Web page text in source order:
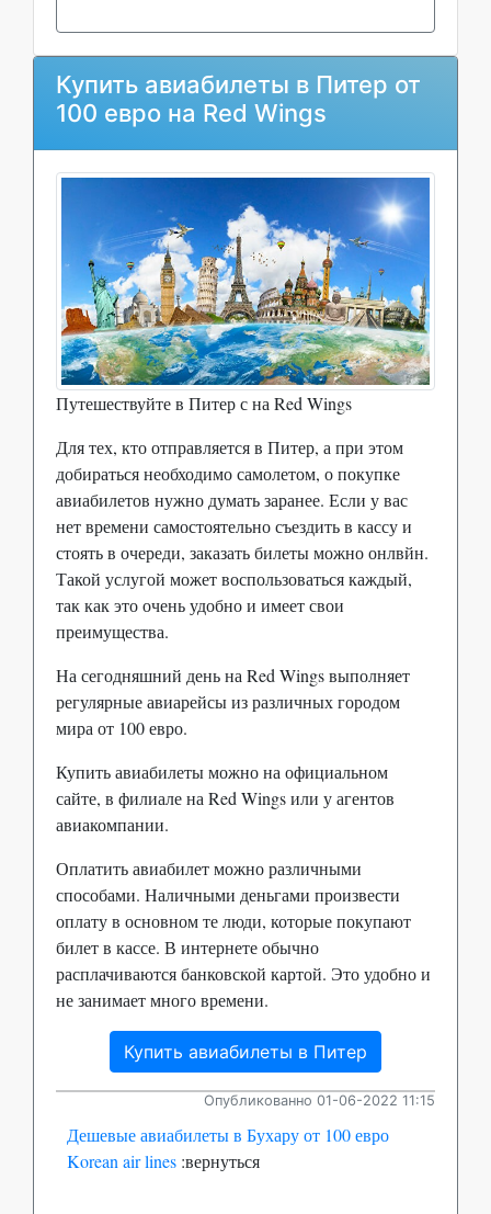
Купить авиабилеты в Питер от
100 евро на Red Wings
Путешествуйте в Питер с на Red Wings
Для тех, кто отправляется в Питер, а при этом
добираться необходимо самолетом, о покупке
авиабилетов нужно думать заранее. Если у вас
нет времени самостоятельно съездить в кассу и
стоять в очереди, заказать билеты можно онлвйн.
Такой услугой может воспользоваться каждый,
так как это очень удобно и имеет свои
преимущества.
На сегодняшний день на Red Wings выполняет
регулярные авиарейсы из различных городом
мира от 100 евро.
Купить авиабилеты можно на официальном
сайте, в филиале на Red Wings или у агентов
авиакомпании.
Оплатить авиабилет можно различными
способами. Наличными деньгами произвести
оплату в основном те люди, которые покупают
билет в кассе. В интернете обычно
расплачиваются банковской картой. Это удобно и
не занимает много времени.
Купить авиабилеты в Питер
Опубликованно 01-06-2022 11:15
Дешевые авиабилеты в Бухару от 100 евро
Korean air lines :вернуться